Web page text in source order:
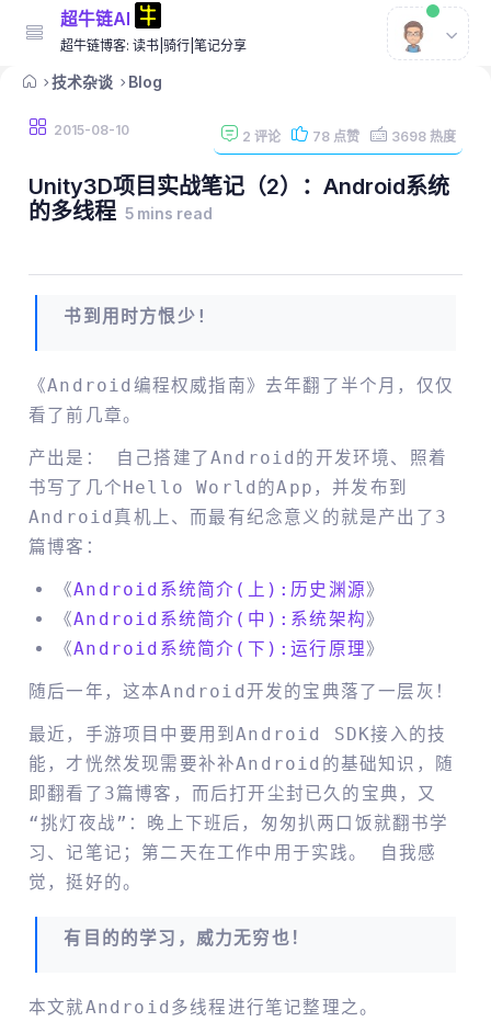
超牛链AI
超牛链博客: 读书|骑行|笔记分享
技术杂谈 Blog
2015-08-10 2 评论 78 点赞 3698 热度
Unity3D项目实战笔记（2）：Android系统
的多线程 5 mins read
书到用时方恨少!
《Android编程权威指南》去年翻了半个月，仅仅
看了前几章。
产出是： 自己搭建了Android的开发环境、照着
书写了几个Hello World的App，并发布到
Android真机上、而最有纪念意义的就是产出了3
篇博客：
《Android系统简介(上):历史渊源》
《Android系统简介(中):系统架构》
《Android系统简介(下):运行原理》
随后一年，这本Android开发的宝典落了一层灰！
最近，手游项目中要用到Android SDK接入的技
能，才恍然发现需要补补Android的基础知识，随
即翻看了3篇博客，而后打开尘封已久的宝典，又
“挑灯夜战”：晚上下班后，匆匆扒两口饭就翻书学
习、记笔记；第二天在工作中用于实践。 自我感
觉，挺好的。
有目的的学习，威力无穷也！
本文就Android多线程进行笔记整理之。